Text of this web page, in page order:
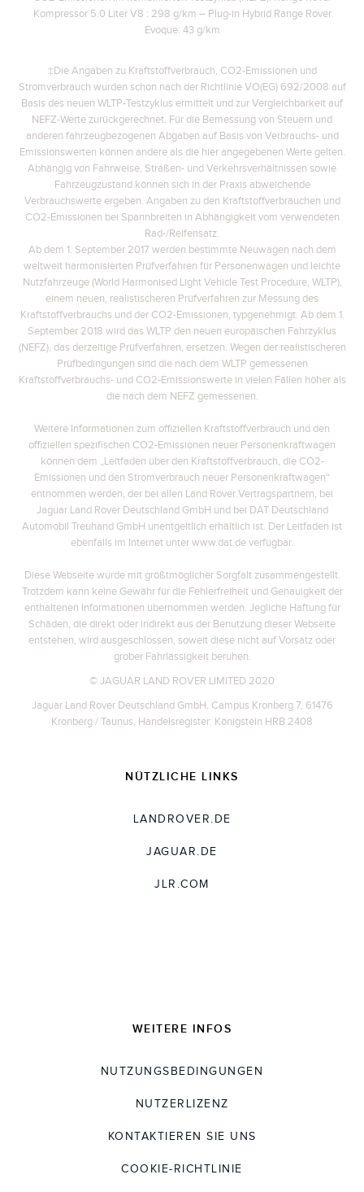
Kompressor 5.0 Liter V8 : 298 g/km – Plug-in Hybrid Range Rover
Evoque: 43 g/km
‡Die Angaben zu Kraftstoffverbrauch, CO2-Emissionen und
Stromverbrauch wurden schon nach der Richtlinie VO(EG) 692/2008 auf
Basis des neuen WLTP-Testzyklus ermittelt und zur Vergleichbarkeit auf
NEFZ-Werte zurückgerechnet. Für die Bemessung von Steuern und
anderen fahrzeugbezogenen Abgaben auf Basis von Verbrauchs- und
Emissionswerten können andere als die hier angegebenen Werte gelten.
Abhängig von Fahrweise, Straßen- und Verkehrsverhältnissen sowie
Fahrzeugzustand können sich in der Praxis abweichende
Verbrauchswerte ergeben. Angaben zu den Kraftstoffverbräuchen und
CO2-Emissionen bei Spannbreiten in Abhängigkeit vom verwendeten
Rad-/Reifensatz.
Ab dem 1. September 2017 werden bestimmte Neuwagen nach dem
weltweit harmonisierten Prüfverfahren für Personenwagen und leichte
Nutzfahrzeuge (World Harmonised Light Vehicle Test Procedure, WLTP),
einem neuen, realistischeren Prüfverfahren zur Messung des
Kraftstoffverbrauchs und der CO2-Emissionen, typgenehmigt. Ab dem 1.
September 2018 wird das WLTP den neuen europäischen Fahrzyklus
(NEFZ), das derzeitige Prüfverfahren, ersetzen. Wegen der realistischeren
Prüfbedingungen sind die nach dem WLTP gemessenen
Kraftstoffverbrauchs- und CO2-Emissionswerte in vielen Fällen höher als
die nach dem NEFZ gemessenen.
Weitere Informationen zum offiziellen Kraftstoffverbrauch und den
offiziellen spezifischen CO2-Emissionen neuer Personenkraftwagen
können dem „Leitfaden über den Kraftstoffverbrauch, die CO2-
Emissionen und den Stromverbrauch neuer Personenkraftwagen“
entnommen werden, der bei allen Land Rover Vertragspartnern, bei
Jaguar Land Rover Deutschland GmbH und bei DAT Deutschland
Automobil Treuhand GmbH unentgeltlich erhältlich ist. Der Leitfaden ist
ebenfalls im Internet unter www.dat.de verfügbar.
Diese Webseite wurde mit größtmöglicher Sorgfalt zusammengestellt.
Trotzdem kann keine Gewähr für die Fehlerfreiheit und Genauigkeit der
enthaltenen Informationen übernommen werden. Jegliche Haftung für
Schäden, die direkt oder indirekt aus der Benutzung dieser Webseite
entstehen, wird ausgeschlossen, soweit diese nicht auf Vorsatz oder
grober Fahrlässigkeit beruhen.
© JAGUAR LAND ROVER LIMITED 2020
Jaguar Land Rover Deutschland GmbH, Campus Kronberg 7, 61476
Kronberg / Taunus, Handelsregister: Königstein HRB 2408
NÜTZLICHE LINKS
LANDROVER.DE
JAGUAR.DE
JLR.COM
WEITERE INFOS
NUTZUNGSBEDINGUNGEN
NUTZERLIZENZ
KONTAKTIEREN SIE UNS
COOKIE-RICHTLINIE